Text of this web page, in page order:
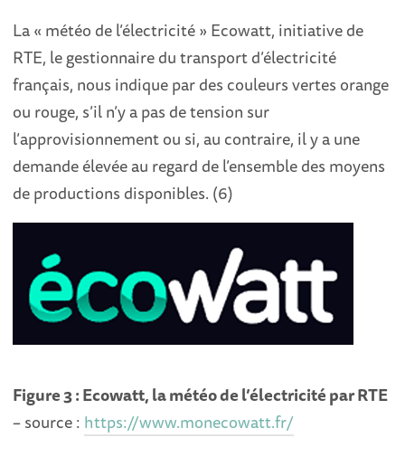
La « météo de l’électricité » Ecowatt, initiative de
RTE, le gestionnaire du transport d’électricité
français, nous indique par des couleurs vertes orange
ou rouge, s’il n’y a pas de tension sur
l’approvisionnement ou si, au contraire, il y a une
demande élevée au regard de l’ensemble des moyens
de productions disponibles. (6)
Figure 3 : Ecowatt, la météo de l’électricité par RTE
– source : https://www.monecowatt.fr/